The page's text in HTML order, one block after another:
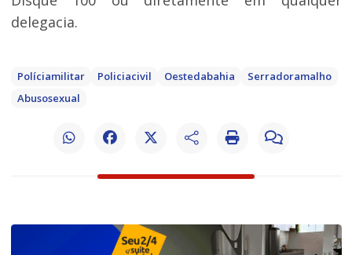
delegacia.
Políciamilitar Policiacivil Oestedabahia
Serradoramalho
Abusosexual